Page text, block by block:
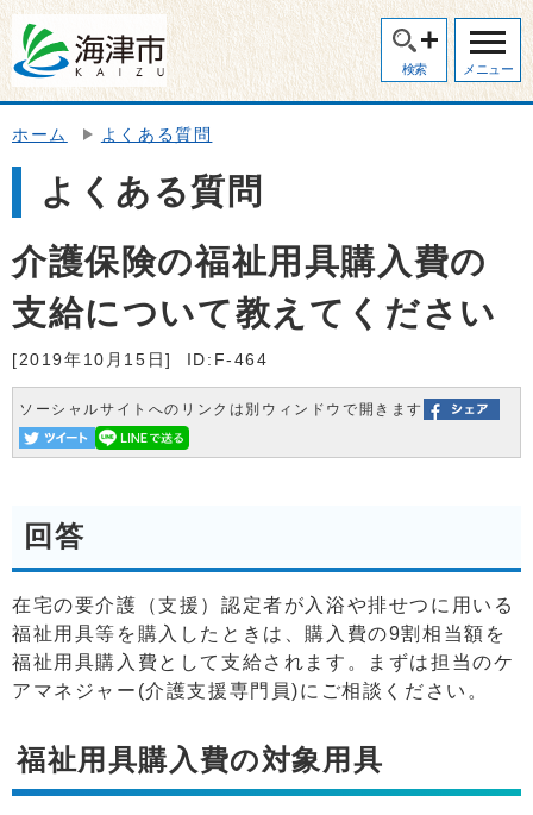
検索 メニュー
ホーム よくある質問
よくある質問
介護保険の福祉用具購入費の
支給について教えてください
[2019年10月15日] ID:F-464
ソーシャルサイトへのリンクは別ウィンドウで開きます
回答
在宅の要介護（支援）認定者が入浴や排せつに用いる
福祉用具等を購入したときは、購入費の9割相当額を
福祉用具購入費として支給されます。まずは担当のケ
アマネジャー(介護支援専門員)にご相談ください。
福祉用具購入費の対象用具